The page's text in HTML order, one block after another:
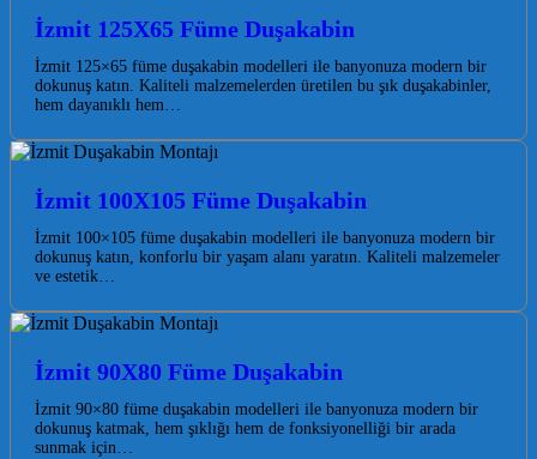
İzmit 125X65 Füme Duşakabin
İzmit 125×65 füme duşakabin modelleri ile banyonuza modern bir
dokunuş katın. Kaliteli malzemelerden üretilen bu şık duşakabinler,
hem dayanıklı hem…
İzmit 100X105 Füme Duşakabin
İzmit 100×105 füme duşakabin modelleri ile banyonuza modern bir
dokunuş katın, konforlu bir yaşam alanı yaratın. Kaliteli malzemeler
ve estetik…
İzmit 90X80 Füme Duşakabin
İzmit 90×80 füme duşakabin modelleri ile banyonuza modern bir
dokunuş katmak, hem şıklığı hem de fonksiyonelliği bir arada
sunmak için…